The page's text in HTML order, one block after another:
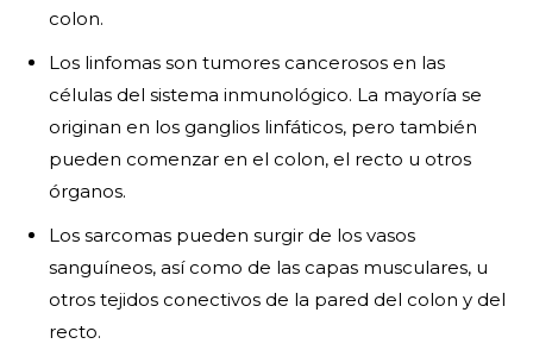
colon.
Los linfomas son tumores cancerosos en las
células del sistema inmunológico. La mayoría se
originan en los ganglios linfáticos, pero también
pueden comenzar en el colon, el recto u otros
órganos.
Los sarcomas pueden surgir de los vasos
sanguíneos, así como de las capas musculares, u
otros tejidos conectivos de la pared del colon y del
recto.